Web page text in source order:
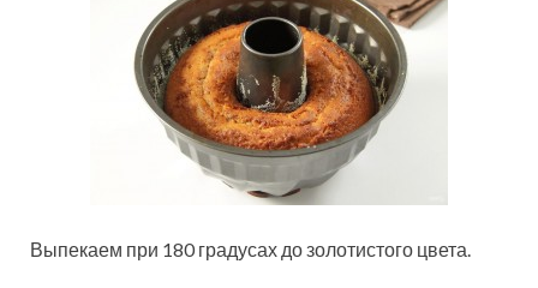
Выпекаем при 180 градусах до золотистого цвета.